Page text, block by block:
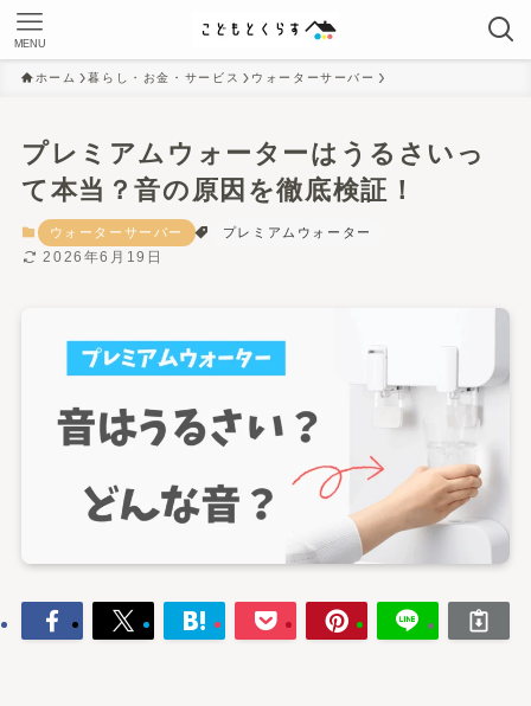
MENU
ホーム 暮らし・お金・サービス ウォーターサーバー
プレミアムウォーターはうるさいっ
て本当？音の原因を徹底検証！
ウォーターサーバー プレミアムウォーター
2026年6月19日